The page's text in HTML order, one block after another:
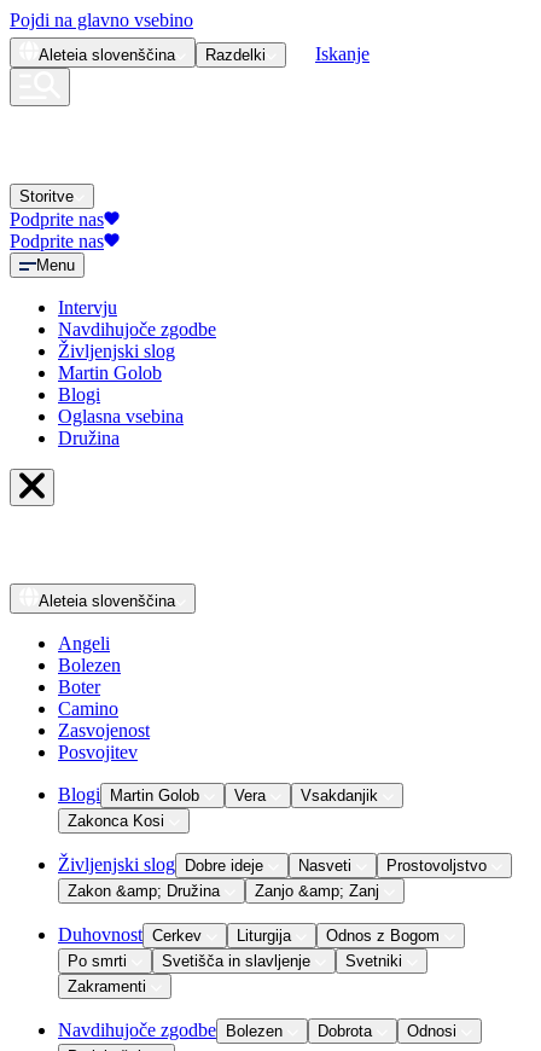
Pojdi na glavno vsebino
Aleteia slovenščina Razdelki Iskanje
Storitve
Podprite nas
Podprite nas
Menu
Intervju
Navdihujoče zgodbe
Življenjski slog
Martin Golob
Blogi
Oglasna vsebina
Družina
Aleteia slovenščina
Angeli
Bolezen
Boter
Camino
Zasvojenost
Posvojitev
Blogi Martin Golob Vera
Vsakdanjik
Zakonca Kosi
Življenjski slog Dobre ideje Nasveti
Prostovoljstvo
Zakon &amp; Družina
Zanjo &amp; Zanj
Duhovnost Cerkev Liturgija
Odnos z Bogom
Po smrti
Svetišča in slavljenje
Svetniki
Zakramenti
Navdihujoče zgodbe Bolezen Dobrota
Odnosi